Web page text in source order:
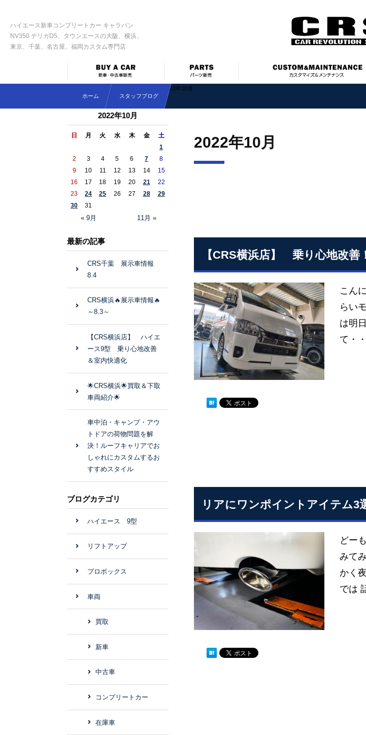
ハイエース新車コンプリートカー キャラバン
NV350 デリカD5、タウンエースの大阪、横浜、
東京、千葉、名古屋、福岡カスタム専門店
ホーム スタッフブログ
2022年10月
2022年10月
【CRS横浜店】 乗り心地改善
こん
らい
は明
て・
リアにワンポイントアイテム3
どー
みて
かく
では
2022年10月
日 月 火 水 木 金 土
« 9月 11月 »
1
2
3 4 5 6 7
8
9
10 11 12 13 14
15
16
17 18 19 20 21
22
23
24 25 26 27 28
29
30
31
最新の記事
CRS千葉 展示車情報
8.4
CRS横浜🔥展示車情報🔥
～8.3～
【CRS横浜店】 ハイエ
ース9型 乗り心地改善
＆室内快適化
🌟CRS横浜🌟買取＆下取
車両紹介🌟
車中泊・キャンプ・アウ
トドアの荷物問題を解
決！ルーフキャリアでお
しゃれにカスタムするお
すすめスタイル
ブログカテゴリ
ハイエース 9型
リフトアップ
プロボックス
車両
買取
新車
中古車
コンプリートカー
在庫車